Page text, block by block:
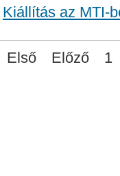
Kiállítás az MTI-
Első Előző 1